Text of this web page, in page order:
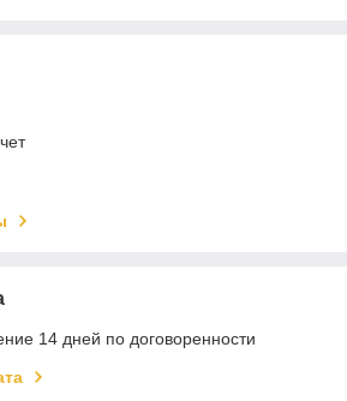
14 дней по договоренности